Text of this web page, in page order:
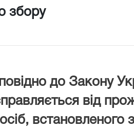
збору
до Закону
від
встановленого